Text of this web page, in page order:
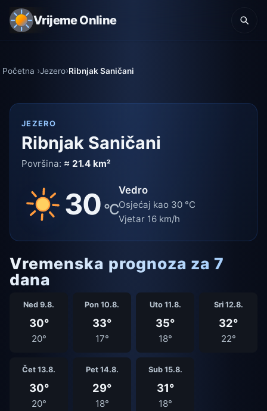
Vrijeme Online
Početna Jezero Ribnjak Saničani
JEZERO
Ribnjak Saničani
Površina: ≈ 21.4 km²
30 °C
Vedro
Osjećaj kao 30 °C
Vjetar 16 km/h
Vremenska prognoza za 7
dana
Ned 9.8.
30°
20°
Pon 10.8.
33°
17°
Uto 11.8.
35°
18°
Sri 12.8.
32°
22°
Čet 13.8.
30°
20°
Pet 14.8.
29°
18°
Sub 15.8.
31°
18°